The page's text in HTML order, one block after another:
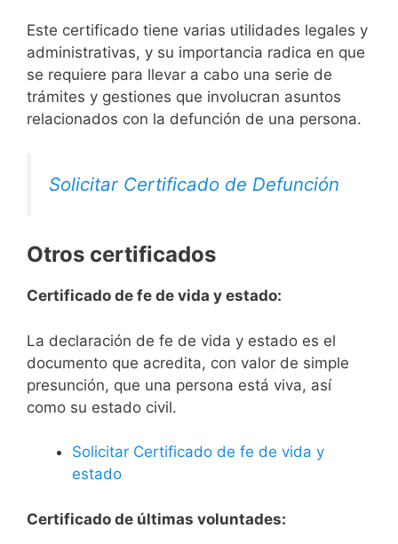
Este certificado tiene varias utilidades legales y
administrativas, y su importancia radica en que
se requiere para llevar a cabo una serie de
trámites y gestiones que involucran asuntos
relacionados con la defunción de una persona.
Solicitar Certificado de Defunción
Otros certificados
Certificado de fe de vida y estado:
La declaración de fe de vida y estado es el
documento que acredita, con valor de simple
presunción, que una persona está viva, así
como su estado civil.
Solicitar Certificado de fe de vida y
estado
Certificado de últimas voluntades: